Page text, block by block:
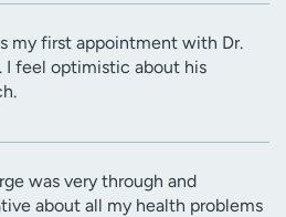
my first appointment with Dr.
I feel optimistic about his
was very through and
about all my health problems